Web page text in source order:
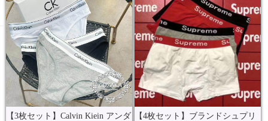
【3枚セット】Calvin Kiein アンダ
【4枚セット】ブランドシュプリ